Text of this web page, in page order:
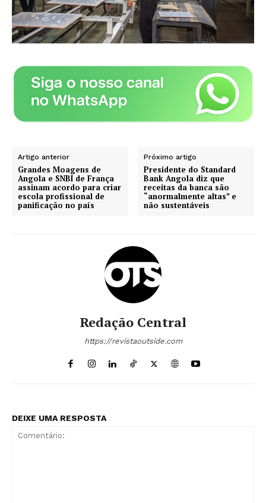
Artigo anterior
Grandes Moagens de
Angola e SNBI de França
assinam acordo para criar
escola profissional de
panificação no país
Próximo artigo
Presidente do Standard
Bank Angola diz que
receitas da banca são
“anormalmente altas” e
não sustentáveis
Redação Central
https://revistaoutside.com
DEIXE UMA RESPOSTA